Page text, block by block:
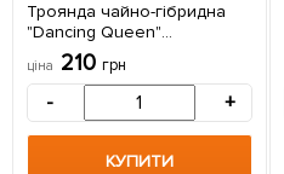
Троянда чайно-гібридна
"Dancing Queen"
(саджанець класу АА+)
вищий сорт 1 саджанець в
ціна 210 грн
- +
КУПИТИ